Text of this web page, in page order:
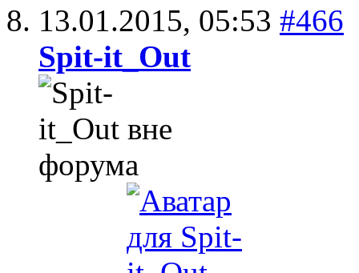
13.01.2015, 05:53 #466
Spit-it_Out